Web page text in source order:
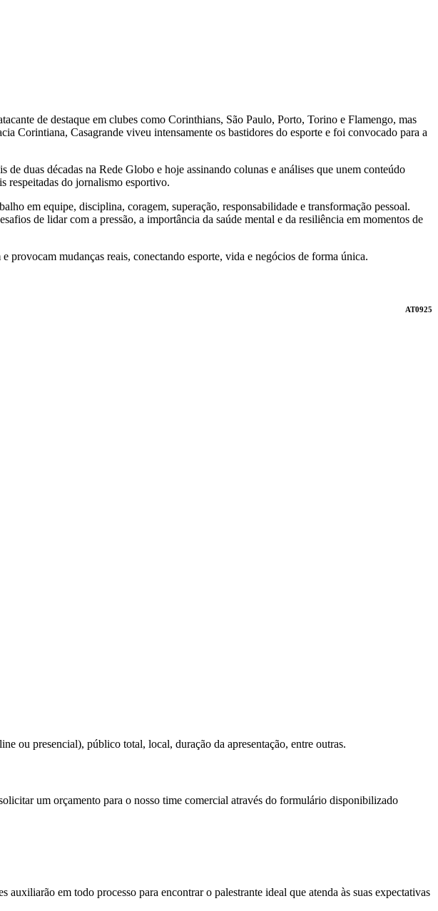
de destaque em clubes como Corinthians, São Paulo, Porto, Torino e Flamengo, mas
Corintiana, Casagrande viveu intensamente os bastidores do esporte e foi convocado para a
duas décadas na Rede Globo e hoje assinando colunas e análises que unem conteúdo
respeitadas do jornalismo esportivo.
em equipe, disciplina, coragem, superação, responsabilidade e transformação pessoal.
de lidar com a pressão, a importância da saúde mental e da resiliência em momentos de
provocam mudanças reais, conectando esporte, vida e negócios de forma única.
AT0925
ou presencial), público total, local, duração da apresentação, entre outras.
um orçamento para o nosso time comercial através do formulário disponibilizado
em todo processo para encontrar o palestrante ideal que atenda às suas expectativas